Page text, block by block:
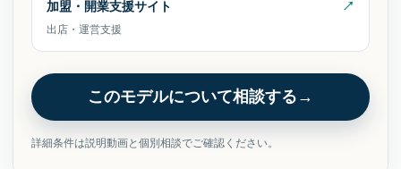
加盟・開業支援サイト
出店・運営支援
このモデルについて相談する
詳細条件は説明動画と個別相談でご確認ください。